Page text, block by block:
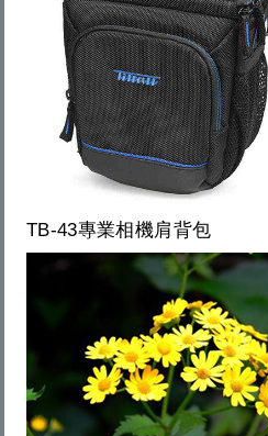
TB-43專業相機肩背包